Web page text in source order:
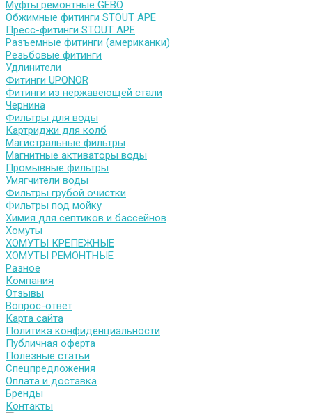
Муфты ремонтные GEBO
Обжимные фитинги STOUT APE
Пресс-фитинги STOUT APE
Разъемные фитинги (американки)
Резьбовые фитинги
Удлинители
Фитинги UPONOR
Фитинги из нержавеющей стали
Чернина
Фильтры для воды
Картриджи для колб
Магистральные фильтры
Магнитные активаторы воды
Промывные фильтры
Умягчители воды
Фильтры грубой очистки
Фильтры под мойку
Химия для септиков и бассейнов
Хомуты
ХОМУТЫ КРЕПЕЖНЫЕ
ХОМУТЫ РЕМОНТНЫЕ
Разное
Компания
Отзывы
Вопрос-ответ
Карта сайта
Политика конфиденциальности
Публичная оферта
Полезные статьи
Спецпредложения
Оплата и доставка
Бренды
Контакты